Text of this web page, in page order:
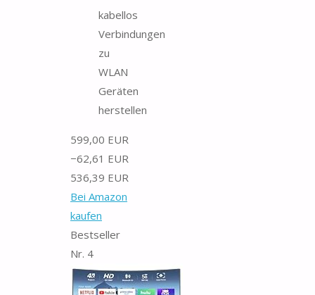
kabellos
Verbindungen
zu
WLAN
Geräten
herstellen
599,00 EUR
−62,61 EUR
536,39 EUR
Bei Amazon
kaufen
Bestseller
Nr. 4